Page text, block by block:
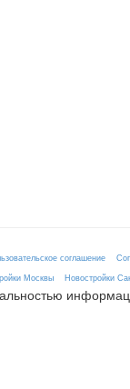
соглашение
Москвы Новостройки